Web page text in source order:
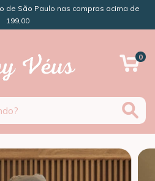
de São Paulo nas compras acima de
199,00
0